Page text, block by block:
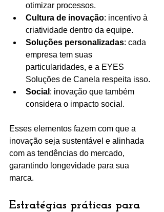
otimizar processos.
Cultura de inovação: incentivo à
criatividade dentro da equipe.
Soluções personalizadas: cada
empresa tem suas
particularidades, e a EYES
Soluções de Canela respeita isso.
Social : inovação que também
considera o impacto social.
Esses elementos fazem com que a
inovação seja sustentável e alinhada
com as tendências do mercado,
garantindo longevidade para sua
marca.
Estratégias práticas para